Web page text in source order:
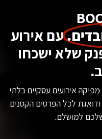
עם אירוע
שלא ישכחו
אירועים עסקיים בלתי
לכל הפרטים הקטנים
למושלם.